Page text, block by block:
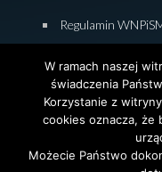
Regulamin
Deklaracja
W ramach naszej
świadczenia
Korzystanie z
cookies oznacza, że
Możecie Państwo